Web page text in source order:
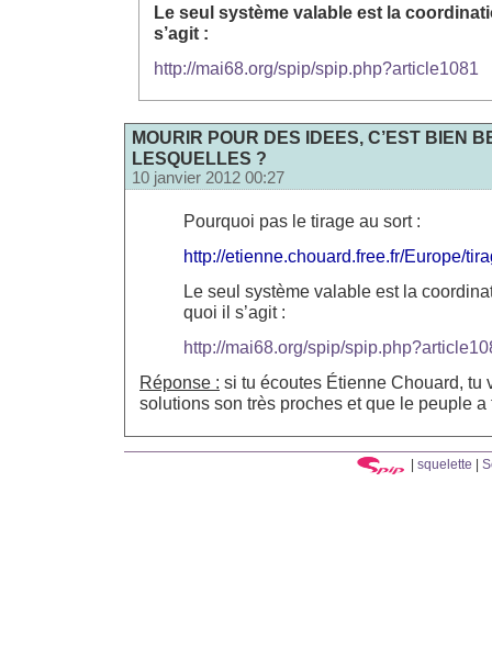
Le seul système valable est la
s’agit :
http://mai68.org/spip/spip.php?article1081
MOURIR POUR DES IDEES, C’EST BIEN
LESQUELLES ?
10 janvier 2012 00:27
Pourquoi pas le tirage au sort :
http://etienne.chouard.free.fr/Europe/
Le seul système valable est la
quoi il s’agit :
http://mai68.org/spip/
Réponse : si tu écoutes Étienne Chouard, tu
solutions son très proches et que le peuple
squelette